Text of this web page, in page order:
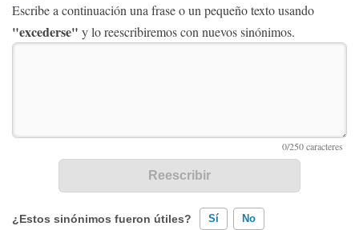
Escribe a continuación una frase o un pequeño texto usando
"excederse" y lo reescribiremos con nuevos sinónimos.
¿Estos sinónimos fueron útiles? Sí No